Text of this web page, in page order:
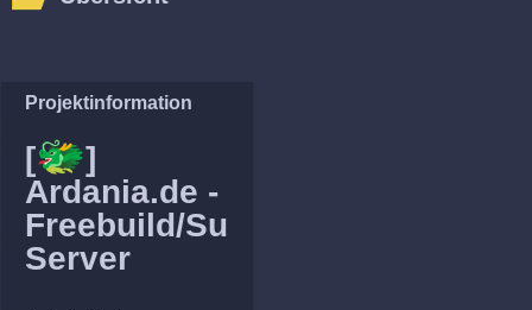
Projektinformation
[🐲]
Ardania.de -
Freebuild/Survival
Server